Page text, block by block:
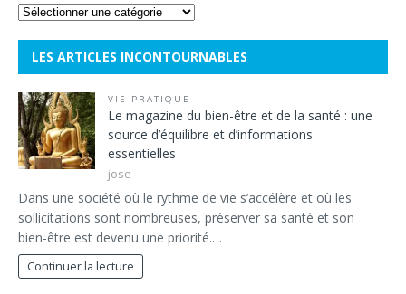
LES ARTICLES INCONTOURNABLES
VIE PRATIQUE
Le magazine du bien-être et de la santé : une
source d’équilibre et d’informations
essentielles
jose
Dans une société où le rythme de vie s’accélère et où les
sollicitations sont nombreuses, préserver sa santé et son
bien-être est devenu une priorité.…
Continuer la lecture